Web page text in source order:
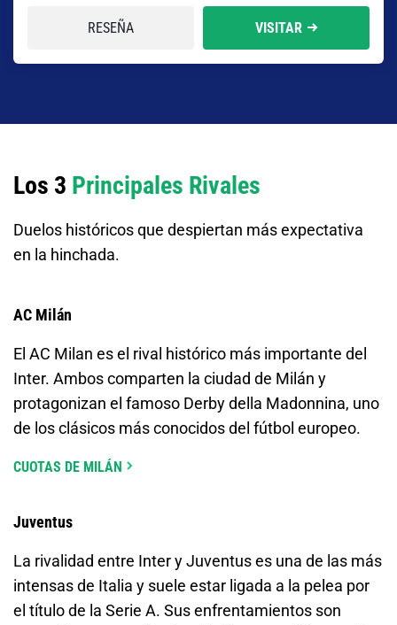
RESEÑA VISITAR
Los 3 Principales Rivales
Duelos históricos que despiertan más expectativa
en la hinchada.
AC Milán
El AC Milan es el rival histórico más importante del
Inter. Ambos comparten la ciudad de Milán y
protagonizan el famoso Derby della Madonnina, uno
de los clásicos más conocidos del fútbol europeo.
CUOTAS DE MILÁN
Juventus
La rivalidad entre Inter y Juventus es una de las más
intensas de Italia y suele estar ligada a la pelea por
el título de la Serie A. Sus enfrentamientos son